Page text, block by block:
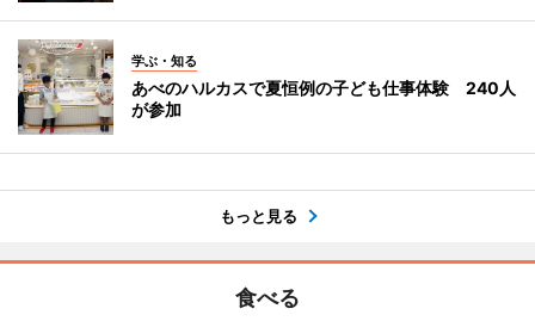
学ぶ・知る
あべのハルカスで夏恒例の子ども仕事体験 240人
が参加
もっと見る
食べる